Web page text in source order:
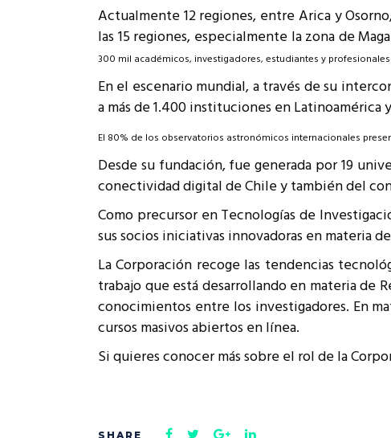
Actualmente 12 regiones, entre Arica y
las 15 regiones, especialmente la zona de
300 mil académicos, investigadores, estudiantes y
En el escenario mundial, a través de su
a más de 1.400 instituciones en Latinoamérica
El 80% de los observatorios astronómicos internacionales
Desde su fundación, fue generada por 19
conectividad digital de Chile y también del
Como precursor en Tecnologías de
sus socios iniciativas innovadoras en materia
La Corporación recoge las tendencias
trabajo que está desarrollando en materia de
conocimientos entre los investigadores. En
cursos masivos abiertos en línea.
Si quieres conocer más sobre el rol de la